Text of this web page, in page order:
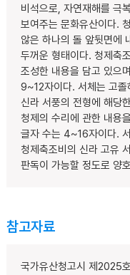
비석으로, 자연재해를 극
보여주는 문화유산이다.
않은 하나의 돌 앞뒷면에
두꺼운 형태이다. 청제축
조성한 내용을 담고 있으
9~12자이다. 서체는 고졸
신라 서풍의 전형에 해당
청제의 수리에 관한 내용
글자 수는 4~16자이다.
청제축조비의 신라 고유
판독이 가능할 정도로 양
참고자료
국가유산청고시 제2025